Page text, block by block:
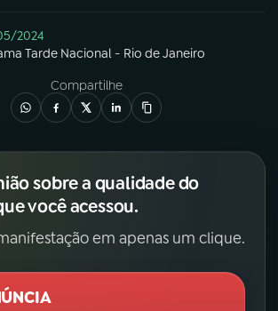
2024
Tarde Nacional - Rio de Janeiro
Compartilhe
sobre a qualidade do
você acessou.
em apenas um clique.